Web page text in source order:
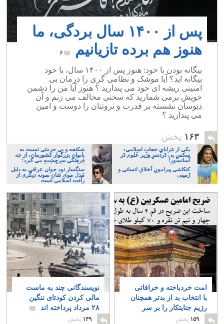
پس از ۱۴۰۰ سال بردگی، ما
هنوز هم برده تازیانیم
۶
بیگانه بودن با خود: هنوز پس از ۱۴۰۰ سال، با خود
بیگانه اید؟ آیا موشک و نظامی گری را درمان بی
امنیتی ریشه ای خود می پندارید ؟ هنوز آیا من را دشمن
خویش برمی شمارید که سخنی مخالف می زنم و آن
دیوسان نشسته بر قدرت و ثروتتان را دوست و امین
می پندارید ؟
۱۶۳ پخش
یکی از مَزایایِ حجابِ اسلامی:
سکسِ بی دَردسَرِ وَزیر عُلوم دَر
آسانسور!
شکنجه و بی حرمتی نسبت به
بانوان بزرگوار کشورمان، از چه
فرهنگی سرچشمه می گیرد؛
ایرانی، و یا تازیان؟
کنکاشی پیرامونِ اَخلاقِ انسانی و
زَمینی
سنگسار نود جوان عراقی به دلیل
مُدل موی شان نمونه دیگری از
رأفت اسلامی است
امت خردباخته و خرافاتی
با انتخاب بد از بدتر همچنان
رژیم جنایتکار را بر سر
قدرت نگه داشته است
۱۵۹ پخش
نویسندگانی چند به ماست
مالی کردن کودتای ننگین
۲۸ مرداد پرداخته اند
۱۴۹ پخش